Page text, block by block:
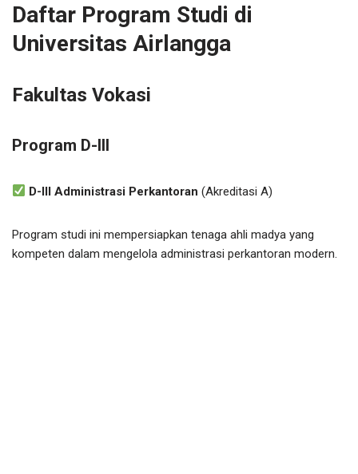
Daftar Program Studi di
Universitas Airlangga
Fakultas Vokasi
Program D-III
D-III Administrasi Perkantoran (Akreditasi A)
Program studi ini mempersiapkan tenaga ahli madya yang
kompeten dalam mengelola administrasi perkantoran modern.